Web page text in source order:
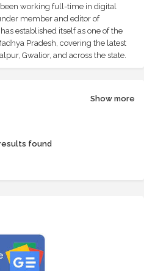
been working full-time in digital
member and editor of
established itself as one of the
Pradesh, covering the latest
Gwalior, and across the state.
Show more
found